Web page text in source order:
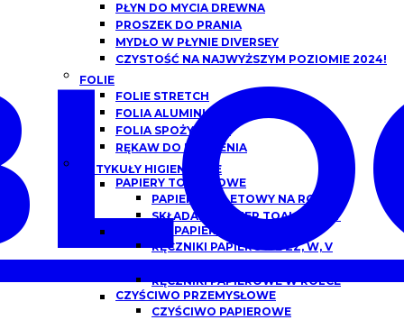
PŁYN DO MYCIA DREWNA
PROSZEK DO PRANIA
MYDŁO W PŁYNIE DIVERSEY
CZYSTOŚĆ NA NAJWYŻSZYM POZIOMIE 2024!
FOLIE
FOLIE STRETCH
FOLIA ALUMINIOWA
FOLIA SPOŻYWCZA
RĘKAW DO PIECZENIA
ARTYKUŁY HIGIENICZNE
PAPIERY TOALETOWE
PAPIER TOALETOWY NA ROLCE
SKŁADANY PAPIER TOALETOWY
RĘCZNIKI PAPIEROWE
RĘCZNIKI PAPIEROWE ZZ, W, V
SKŁADANE
RĘCZNIKI PAPIEROWE W ROLCE
CZYŚCIWO PRZEMYSŁOWE
CZYŚCIWO PAPIEROWE